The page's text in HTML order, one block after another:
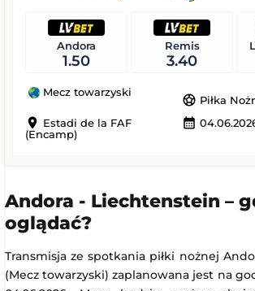
Andora
1.50
Remis
3.40
Mecz towarzyski
sports_soccer Piłka
location_on Estadi de la FAF
(Encamp)
calendar_month
Andora - Liechtenstein –
oglądać?
Transmisja ze spotkania piłki nożnej
(Mecz towarzyski) zaplanowana jest na